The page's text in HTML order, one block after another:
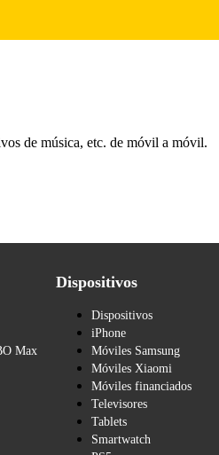
de música, etc. de móvil a móvil.
Max
Dispositivos
Dispositivos
iPhone
Móviles Samsung
Móviles Xiaomi
Móviles financiados
Televisores
Tablets
Smartwatch